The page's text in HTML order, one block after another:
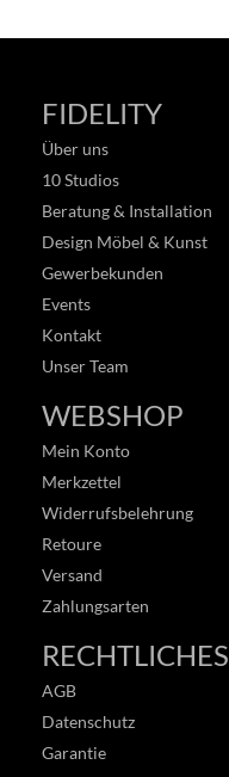
FIDELITY
Über uns
10 Studios
Beratung & Installation
Design Möbel & Kunst
Gewerbekunden
Events
Kontakt
Unser Team
WEBSHOP
Mein Konto
Merkzettel
Widerrufsbelehrung
Retoure
Versand
Zahlungsarten
RECHTLICHES
AGB
Datenschutz
Garantie